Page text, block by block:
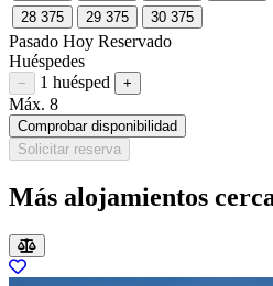
28 375 29 375 30 375
Pasado Hoy Reservado
Huéspedes
Restar huésped
− 1 huésped Sumar huésped
+
Máx. 8
Comprobar disponibilidad
Solicitar reserva
Más alojamientos